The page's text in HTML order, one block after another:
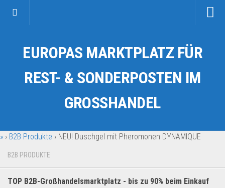
Kategorien
Auto & Motorrad
Fahrzeuge & Transport
Garten & Werkzeug
Geschäft, Büro & Schreibwaren
Geschenkartikel
EUROPAS MARKTPLATZ FÜR
REST- & SONDERPOSTEN IM
GROSSHANDEL
» › B2B Produkte › NEU! Duschgel mit Pheromonen DYNAMIQUE
B2B PRODUKTE
TOP B2B-Großhandelsmarktplatz - bis zu 90% beim Einkauf